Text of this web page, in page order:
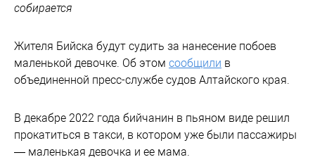
собирается
Жителя Бийска будут судить за нанесение побоев
маленькой девочке. Об этом сообщили в
объединенной пресс-службе судов Алтайского края.
В декабре 2022 года бийчанин в пьяном виде решил
прокатиться в такси, в котором уже были пассажиры
— маленькая девочка и ее мама.